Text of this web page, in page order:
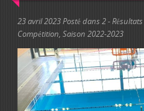
23 avril 2023Posté dans 2 -
Compétition, Saison 2022-2023